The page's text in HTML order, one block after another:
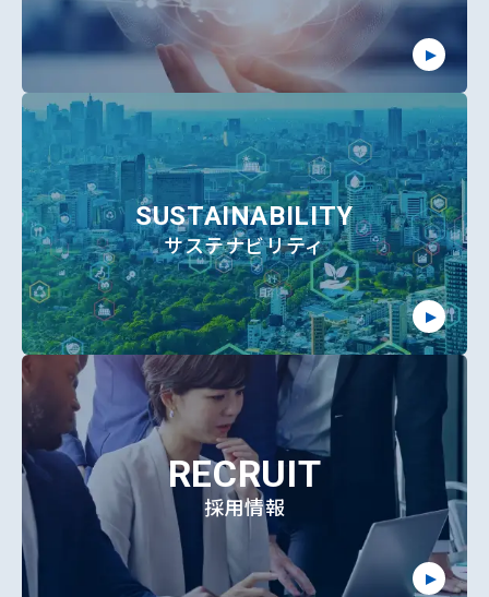
SUSTAINABILITY
サステナビリティ
RECRUIT
採用情報